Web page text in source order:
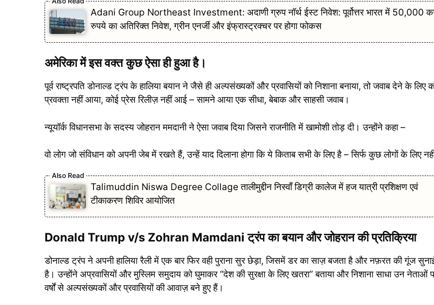
Adani Group Northeast Investment: अदाणी ग्रुप नॉर्थ ईस्ट निवेश: पूर्वोत्तर भारत में 50,000
रुपये का अतिरिक्त निवेश, ग्रीन एनर्जी और इंफ्रास्ट्रक्चर पर होगा फोकस
अमेरिका में इस वक्त कुछ ऐसा ही हुआ है।
पूर्व राष्ट्रपति डोनाल्ड ट्रंप के हालिया बयान ने जैसे ही अल्पसंख्यकों और प्रवासियों को निशाना बनाया, तो जवाब देने के लिए
प्रवक्ता नहीं आया, कोई प्रेस रिलीज़ नहीं आई – सामने आया एक सीधा, बेबाक और साहसी जवाब।
न्यूयॉर्क विधानसभा के सदस्य जोहरान ममदानी ने ऐसा जवाब दिया जिसने राजनीति में खामोशी तोड़ दी। उन्होंने कहा –
वो लोग जो संविधान को अपनी जेब में रखते हैं, उन्हें याद दिलाना होगा कि ये किताब सभी के लिए है – सिर्फ कुछ लोगों के लिए
Talimuddin Niswa Degree Collage तालीमुद्दीन निस्वाँ डिग्री कालेज में हज यात्री प्रशिक्षण एवं
टीकाकरण शिविर आयोजित
Donald Trump v/s Zohran Mamdani ट्रंप का बयान और जोहरान की प्रतिक्रिया
डोनाल्ड ट्रंप ने अपनी हालिया रैली में एक बार फिर वही पुराना सुर छेड़ा, जिसमें डर का साज़ बजता है और नफ़रत की गूंज
है। उन्होंने अप्रवासियों और मुस्लिम समुदाय को घुमाकर “देश की सुरक्षा के लिए खतरा” बताया और निशाना साधा उन नेताओं
वर्षों से अल्पसंख्यकों और प्रवासियों की आवाज़ बने हुए हैं।